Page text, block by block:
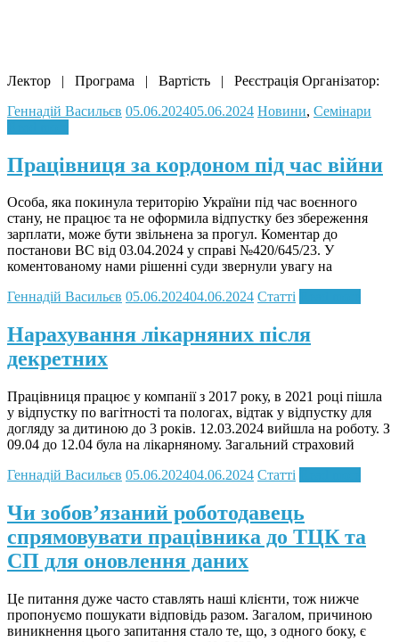
Лектор | Програма | Вартість | Реєстрація Організатор:
Геннадій Васильєв 05.06.202405.06.2024 Новини, Семінари
Працівниця за кордоном під час війни
Особа, яка покинула територію України під час воєнного
стану, не працює та не оформила відпустку без збереження
зарплати, може бути звільнена за прогул. Коментар до
постанови ВС від 03.04.2024 у справі №420/645/23. У
коментованому нами рішенні суди звернули увагу на
Геннадій Васильєв 05.06.202404.06.2024 Статті
Нарахування лікарняних після
декретних
Працівниця працює у компанії з 2017 року, в 2021 році пішла
у відпустку по вагітності та пологах, відтак у відпустку для
догляду за дитиною до 3 років. 12.03.2024 вийшла на роботу. З
09.04 до 12.04 була на лікарняному. Загальний страховий
Геннадій Васильєв 05.06.202404.06.2024 Статті
Чи зобов’язаний роботодавець
спрямовувати працівника до ТЦК та
СП для оновлення даних
Це питання дуже часто ставлять наші клієнти, тож нижче
пропонуємо пошукати відповідь разом. Загалом, причиною
виникнення цього запитання стало те, що, з одного боку, є